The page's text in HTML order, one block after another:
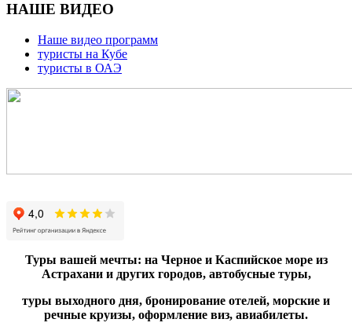
НАШЕ ВИДЕО
Наше видео программ
туристы на Кубе
туристы в ОАЭ
Туры вашей мечты: на Черное и Каспийское море из
Астрахани и других городов, автобусные туры,
туры выходного дня, бронирование отелей, морские и
речные круизы, оформление виз, авиабилеты.